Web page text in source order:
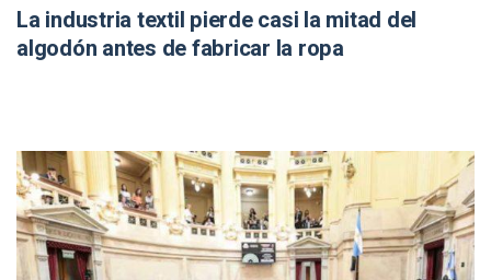
La industria textil pierde casi la mitad del
algodón antes de fabricar la ropa